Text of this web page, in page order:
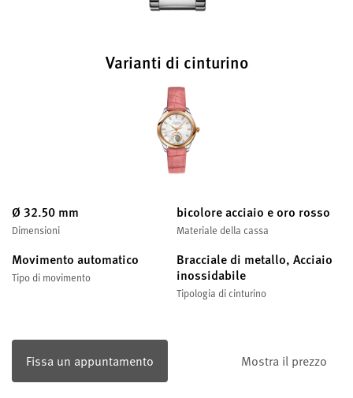
Varianti di cinturino
Ø 32.50 mm
Dimensioni
bicolore acciaio e oro rosso
Materiale della cassa
Movimento automatico
Tipo di movimento
Bracciale di metallo, Acciaio
inossidabile
Tipologia di cinturino
Fissa un appuntamento Mostra il prezzo